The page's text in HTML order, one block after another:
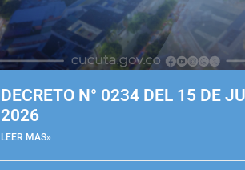
DECRETO N° 0234 DEL 15 DE
2026
LEER MAS»